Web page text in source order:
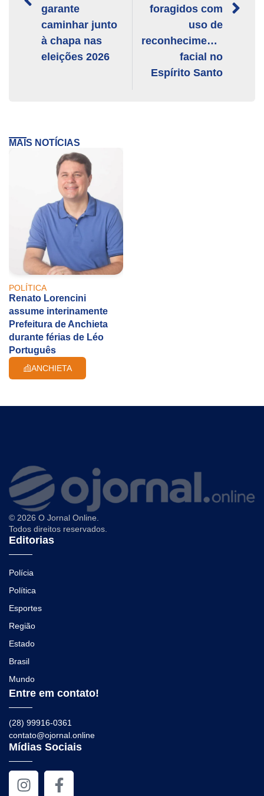
garante
caminhar junto
à chapa nas
eleições 2026
foragidos com
uso de
reconhecimento
facial no
Espírito Santo
MAIS NOTÍCIAS
POLÍTICA
Renato Lorencini
assume interinamente
Prefeitura de Anchieta
durante férias de Léo
Português
ANCHIETA
© 2026 O Jornal Online.
Todos direitos reservados.
Editorias
Polícia
Política
Esportes
Região
Estado
Brasil
Mundo
Entre em contato!
(28) 99916-0361
contato@ojornal.online
Mídias Sociais